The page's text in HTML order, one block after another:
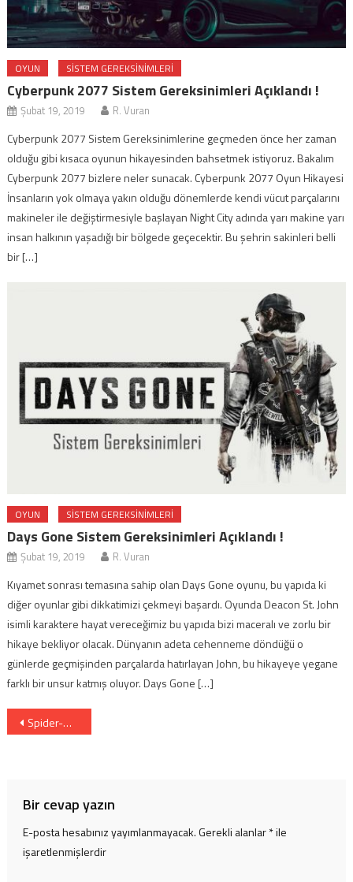
OYUN SISTEM GEREKSINIMLERI
Cyberpunk 2077 Sistem Gereksinimleri Açıklandı !
Şubat 19, 2019 R. Vuran
Cyberpunk 2077 Sistem Gereksinimlerine geçmeden önce her zaman
olduğu gibi kısaca oyunun hikayesinden bahsetmek istiyoruz. Bakalım
Cyberpunk 2077 bizlere neler sunacak. Cyberpunk 2077 Oyun Hikayesi
İnsanların yok olmaya yakın olduğu dönemlerde kendi vücut parçalarını
makineler ile değiştirmesiyle başlayan Night City adında yarı makine yarı
insan halkının yaşadığı bir bölgede geçecektir. Bu şehrin sakinleri belli
bir […]
OYUN SISTEM GEREKSINIMLERI
Days Gone Sistem Gereksinimleri Açıklandı !
Şubat 19, 2019 R. Vuran
Kıyamet sonrası temasına sahip olan Days Gone oyunu, bu yapıda ki
diğer oyunlar gibi dikkatimizi çekmeyi başardı. Oyunda Deacon St. John
isimli karaktere hayat vereceğimiz bu yapıda bizi maceralı ve zorlu bir
hikaye bekliyor olacak. Dünyanın adeta cehenneme döndüğü o
günlerde geçmişinden parçalarda hatırlayan John, bu hikayeye yegane
farklı bir unsur katmış oluyor. Days Gone […]
Yazı
Spider-Man No Way Home Oyuncu Kadrosu Netleşti (3)
Bir cevap yazın
E-posta hesabınız yayımlanmayacak.Gerekli alanlar*ile
işaretlenmişlerdir